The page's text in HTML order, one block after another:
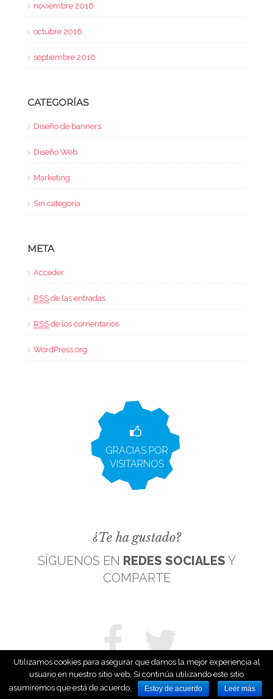
noviembre 2016
octubre 2016
septiembre 2016
CATEGORÍAS
Diseño de banners
Diseño Web
Marketing
Sin categoría
META
Acceder
RSS de las entradas
RSS de los comentarios
WordPress.org
GRACIAS POR
VISITARNOS
¿Te ha gustado?
SÍGUENOS EN REDES SOCIALES Y
COMPARTE
Utilizamos cookies para asegurar que damos la mejor experiencia al
usuario en nuestro sitio web. Si continúa utilizando este sitio
asumiremos que está de acuerdo.
Estoy de acuerdo Leer más